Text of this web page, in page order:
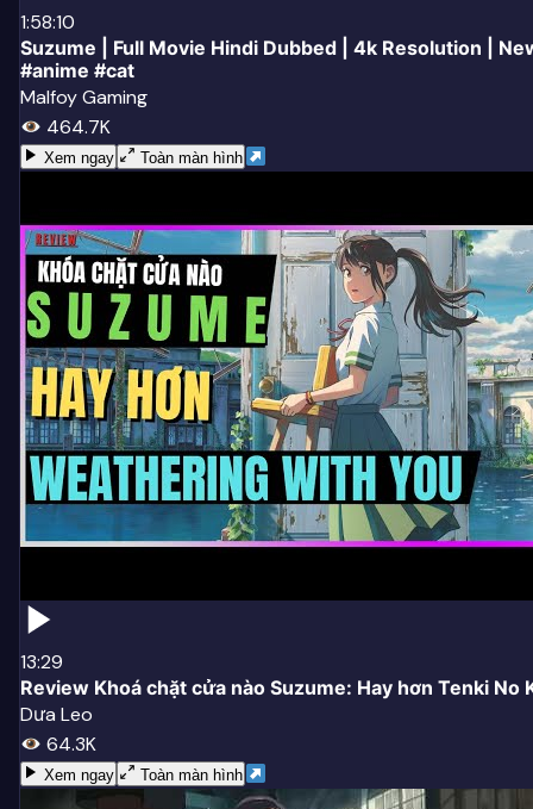
1:58:10
Suzume | Full Movie Hindi Dubbed | 4k Resolution |
#anime #cat
Malfoy Gaming
464.7K
Xem ngay Toàn màn hình
13:29
Review Khoá chặt cửa nào Suzume: Hay hơn Tenki No
Dưa Leo
64.3K
Xem ngay Toàn màn hình